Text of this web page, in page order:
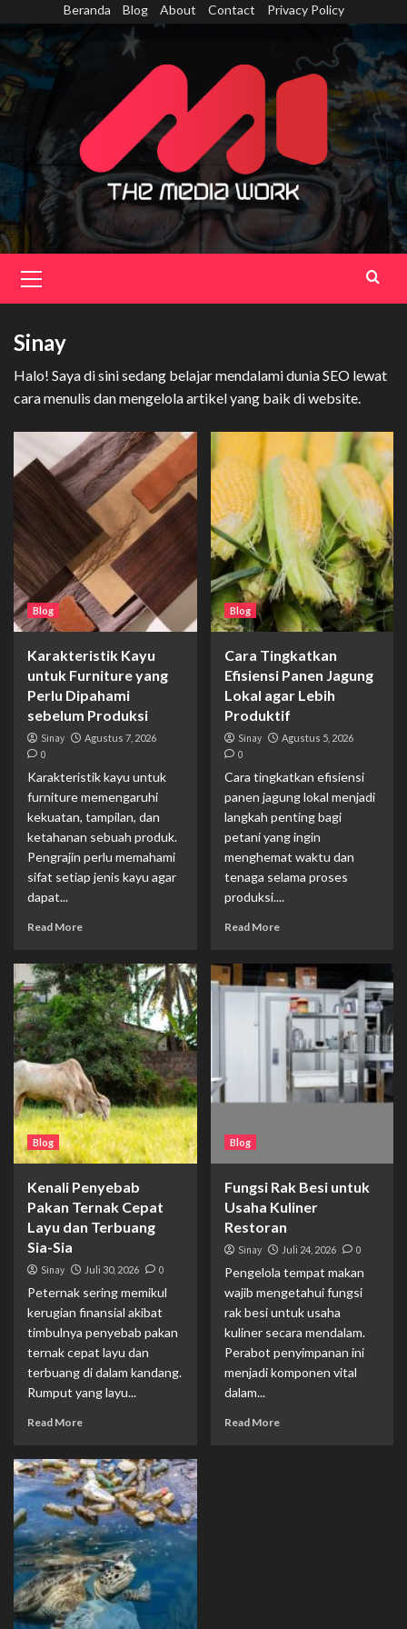
content
Beranda Blog About Contact Privacy Policy
Menu
Sinay
Halo! Saya di sini sedang belajar mendalami dunia SEO lewat
cara menulis dan mengelola artikel yang baik di website.
Blog
Karakteristik Kayu
untuk Furniture yang
Perlu Dipahami
sebelum Produksi
Sinay Agustus 7, 2026
0
Karakteristik kayu untuk
furniture memengaruhi
kekuatan, tampilan, dan
ketahanan sebuah produk.
Pengrajin perlu memahami
sifat setiap jenis kayu agar
dapat...
Read More
Blog
Cara Tingkatkan
Efisiensi Panen Jagung
Lokal agar Lebih
Produktif
Sinay Agustus 5, 2026
0
Cara tingkatkan efisiensi
panen jagung lokal menjadi
langkah penting bagi
petani yang ingin
menghemat waktu dan
tenaga selama proses
produksi....
Read More
Blog
Kenali Penyebab
Pakan Ternak Cepat
Layu dan Terbuang
Sia-Sia
Sinay Juli 30, 2026 0
Peternak sering memikul
kerugian finansial akibat
timbulnya penyebab pakan
ternak cepat layu dan
terbuang di dalam kandang.
Rumput yang layu...
Read More
Blog
Fungsi Rak Besi untuk
Usaha Kuliner
Restoran
Sinay Juli 24, 2026 0
Pengelola tempat makan
wajib mengetahui fungsi
rak besi untuk usaha
kuliner secara mendalam.
Perabot penyimpanan ini
menjadi komponen vital
dalam...
Read More